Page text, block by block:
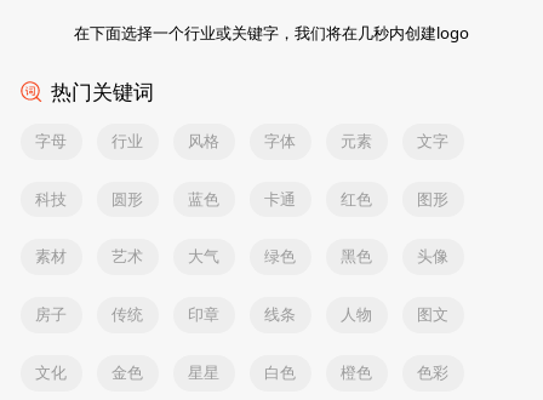
在下面选择一个行业或关键字，我们将在几秒内创建logo
热门关键词
字母 行业 风格 字体 元素 文字
科技 圆形 蓝色 卡通 红色 图形
素材 艺术 大气 绿色 黑色 头像
房子 传统 印章 线条 人物 图文
文化 金色 星星 白色 橙色 色彩